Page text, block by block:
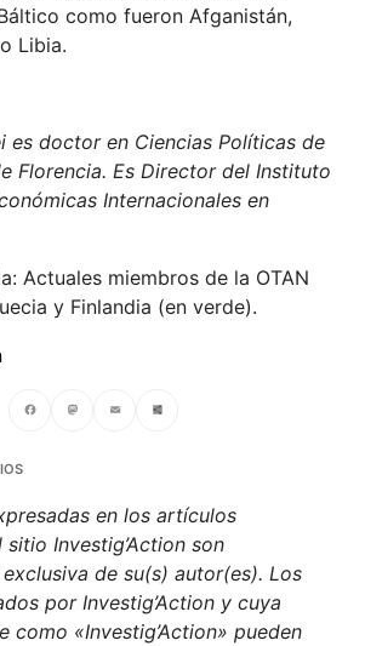
como fueron Afganistán,
Libia.
es doctor en Ciencias Políticas de
Florencia. Es Director del Instituto
Internacionales en
Actuales miembros de la OTAN
y Finlandia (en verde).
en los artículos
Investig’Action son
de su(s) autor(es). Los
por Investig’Action y cuya
como «Investig’Action» pueden